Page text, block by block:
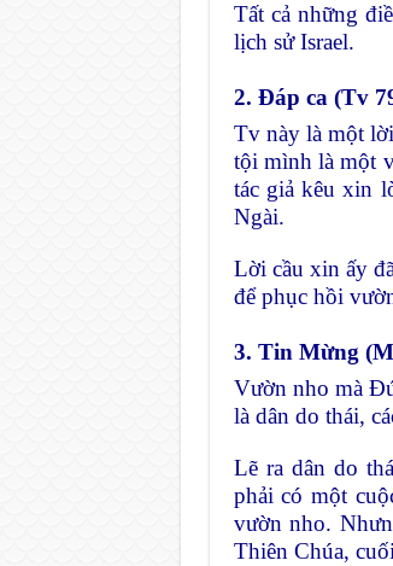
Tất cả những
lịch sử Israel.
2. Đáp ca (Tv
Tv này là một
tội mình là một
tác giả kêu xin
Ngài.
Lời cầu xin ấy
để phục hồi
3. Tin Mừng
Vườn nho mà
là dân do thái,
Lẽ ra dân do
phải có một
vườn nho.
Thiên Chúa,